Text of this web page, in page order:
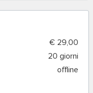
€ 29,00
20 giorni
offline